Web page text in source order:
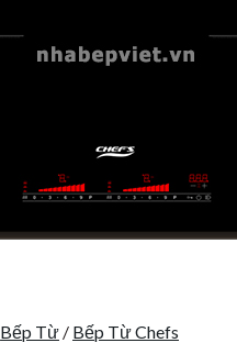
Bếp Từ / Bếp Từ Chefs